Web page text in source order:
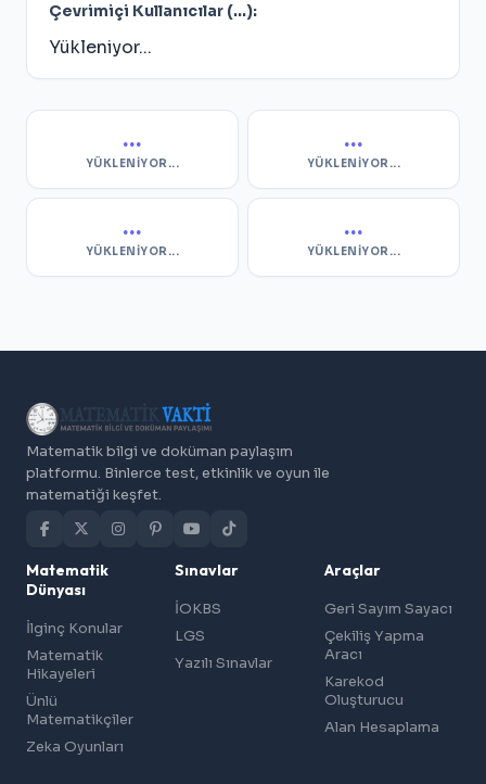
Çevrimiçi Kullanıcılar (...):
Yükleniyor...
...
YÜKLENIYOR...
...
YÜKLENIYOR...
...
YÜKLENIYOR...
...
YÜKLENIYOR...
Matematik bilgi ve doküman paylaşım
platformu. Binlerce test, etkinlik ve oyun ile
matematiği keşfet.
Matematik
Dünyası
İlginç Konular
Matematik
Hikayeleri
Ünlü
Matematikçiler
Zeka Oyunları
Sınavlar
İOKBS
LGS
Yazılı Sınavlar
Araçlar
Geri Sayım Sayacı
Çekiliş Yapma
Aracı
Karekod
Oluşturucu
Alan Hesaplama